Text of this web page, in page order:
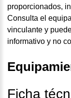
proporcionados,
Consulta el
vinculante y
informativo y no
Ficha